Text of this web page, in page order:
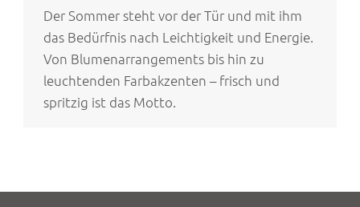
Der Sommer steht vor der Tür und mit ihm
das Bedürfnis nach Leichtigkeit und Energie.
Von Blumenarrangements bis hin zu
leuchtenden Farbakzenten ­– frisch und
spritzig ist das Motto.